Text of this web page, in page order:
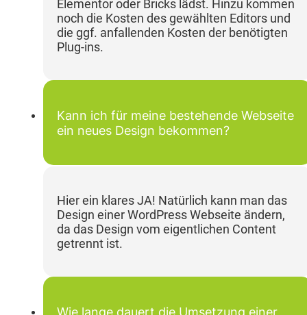
Elementor oder Bricks lädst. Hinzu kommen
noch die Kosten des gewählten Editors und
die ggf. anfallenden Kosten der benötigten
Plug-ins.
Kann ich für meine bestehende Webseite
ein neues Design bekommen?
Hier ein klares JA! Natürlich kann man das
Design einer WordPress Webseite ändern,
da das Design vom eigentlichen Content
getrennt ist.
Wie lange dauert die Umsetzung einer